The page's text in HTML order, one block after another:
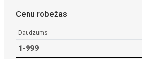
Cenu robežas
Daudzums
1-999